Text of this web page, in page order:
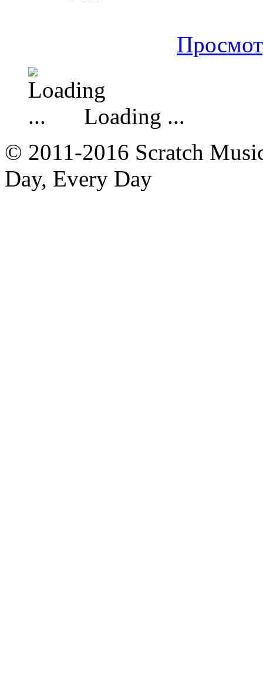
Loading ...
© 2011-2016 Scratch
Day, Every Day